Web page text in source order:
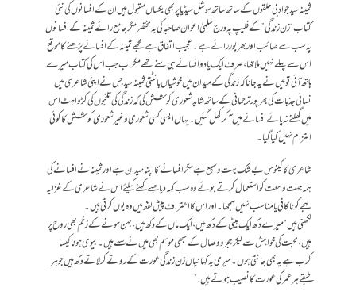
ثمینہ سید جو ادبی حلقوں کے ساتھ ساتھ سوشل میڈیا پر بھی یکساں مقبول ہیں ان کے افسانوں کی نئی
کتاب “زن زندگی” کے فلیپ پہ درج سلمیٰ اعوان صاحبہ کی یہ مختصر مگر جامع رائے ثمینہ کے افسانوں
پہ سب سے صائب اور بھرپور رائے ہے۔ عجیب اتفاق ہے مجھے ثمینہ کے افسانے پڑھنے کا موقع
اس سے پہلے نہیں ملا تھا ، صرف ایک یا دو افسانے ہی سنے تھے مگر اب جب اس کی کتاب میرے
ہاتھ آئی تو میں نے یہ جانا کہ زندگی کے میدان میں خوشیاں بانٹتی ثمینہ سید جس نے اپنی شاعری میں
نسائی جذبات کی بھرپور ترجمانی کے ساتھ شاید شعوری کوشش کی کہ زندگی کی تلخیوں کی کڑواہٹ اس
میں گھلنے نہ پائے افسانے میں آ کر کھل گئیں۔ یہاں ایسی کسی شعوری و غیر شعوری کوشش کا کوئی
التزام نہیں کیا گیا۔
شاعری کا کینوس بےشک بہت وسیع ہے مگر افسانے کا اپنا میدان ہے اور ثمینہ نے افسانے کی
ہمہ جہت وسعت کو استعمال کرتے ہوئے وہ سب کہہ دیا جسے کہنے کیلئے اس نے شاعری کے غزلیہ
لہجے کو ناکافی یا مناسب نہیں سمجھا۔ اور اس کا اعتراف پیش لفظ میں وہ یوں کرتی ہیں۔
لکھتی ہیں “میرے دکھ ایک بیٹی کے دکھ ہیں،ایک ماں کے دکھ ہیں،بہن ہونے کے زخم بھی روح پر
ہیں، محبت کی خواہش سے لیکر ہجر و وصال کے سبھی موسم بھی میں نے سہے ہیں۔بیوی ہونا کیسا
کرب ہے یہ بھی جانتی ہوں۔ میری یہ کہانیاں زن زندگی عورت کے روتے کرلاتے دکھ ہیں جو ہر
طبقے ہر عمر کی عورت کا نصیب ہوتے ہیں.”